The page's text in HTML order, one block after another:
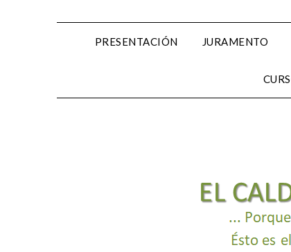
PRESENTACIÓN JURAMENTO